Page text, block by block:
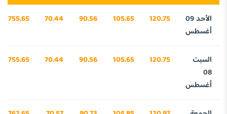
الأحد 09
أغسطس
120.75
105.65
90.56
70.44
3755.65
السبت
08
أغسطس
120.75
105.65
90.56
70.44
3755.65